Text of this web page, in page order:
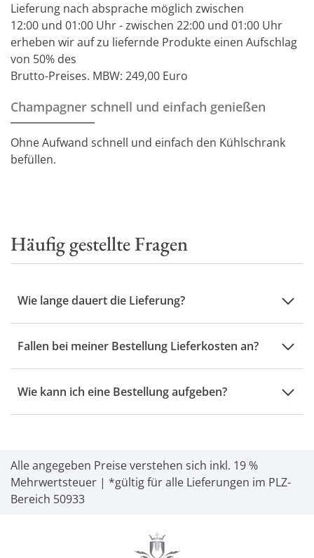
Lieferung nach absprache möglich zwischen
12:00 und 01:00 Uhr - zwischen 22:00 und 01:00 Uhr
erheben wir auf zu liefernde Produkte einen Aufschlag
von 50% des
Brutto-Preises. MBW: 249,00 Euro
Champagner schnell und einfach genießen
Ohne Aufwand schnell und einfach den Kühlschrank
befüllen.
Häufig gestellte Fragen
Wie lange dauert die Lieferung?
Fallen bei meiner Bestellung Lieferkosten an?
Wie kann ich eine Bestellung aufgeben?
Alle angegeben Preise verstehen sich inkl. 19 %
Mehrwertsteuer | *gültig für alle Lieferungen im PLZ-
Bereich 50933